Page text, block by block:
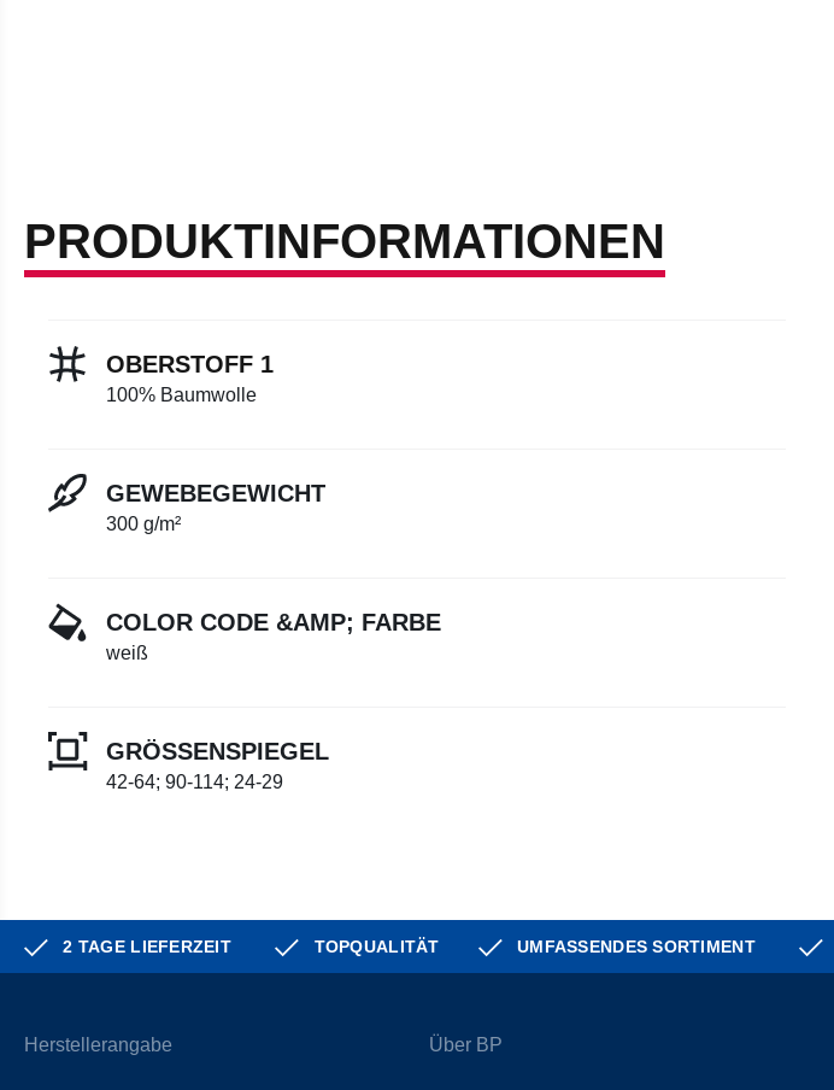
PRODUKTINFORMATIONEN
OBERSTOFF 1
100% Baumwolle
GEWEBEGEWICHT
300 g/m²
COLOR CODE &AMP; FARBE
weiß
GRÖSSENSPIEGEL
42-64; 90-114; 24-29
2 TAGE LIEFERZEIT TOPQUALITÄT UMFASSENDES SORTIMENT
Herstellerangabe Über BP